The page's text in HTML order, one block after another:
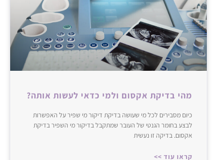
מהי בדיקת אקסום ולמי כדאי לעשות אותה?
כיום מסבירים לכל מי שעושה בדיקת דיקור מי שפיר על האפשרות
לבצע בחומר הגנטי של העובר שמתקבל בדיקור מי השפיר בדיקת
אקסום. בדיקה זו נעשית
קראו עוד >>